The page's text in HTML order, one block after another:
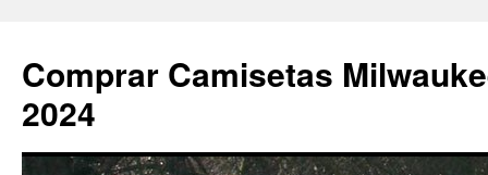
Comprar Camisetas
2024